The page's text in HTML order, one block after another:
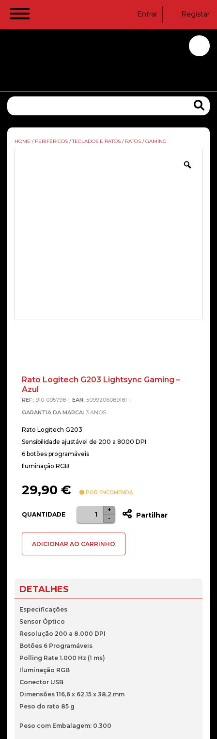
Entrar Registar
HOME / PERIFÉRICOS / TECLADOS E RATOS / RATOS / GAMING
Rato Logitech G203 Lightsync Gaming –
Azul
REF: 910-005798 EAN: 5099206089181
GARANTIA DA MARCA: 3 ANOS
Rato Logitech G203
Sensibilidade ajustável de 200 a 8000 DPI
6 botões programáveis
Iluminação RGB
29,90 € POR ENCOMENDA
QUANTIDADE
Quantidade
de
Logitech
-
-
+
Partilhar
ADICIONAR AO CARRINHO
DETALHES
Especificações
Sensor Óptico
Resolução 200 a 8.000 DPI
Botões 6 Programáveis
Polling Rate 1.000 Hz (1 ms)
Iluminação RGB
Conector USB
Dimensões 116,6 x 62,15 x 38,2 mm
Peso do rato 85 g
Peso com Embalagem: 0.300